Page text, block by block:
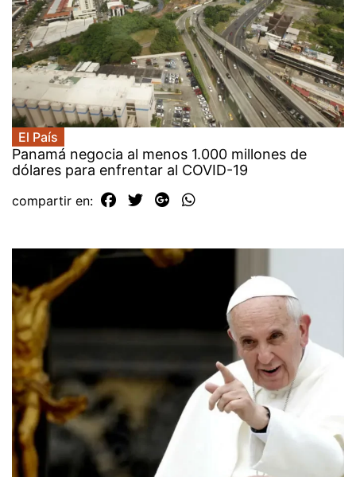
El País
Panamá negocia al menos 1.000 millones de
dólares para enfrentar al COVID-19
compartir en: